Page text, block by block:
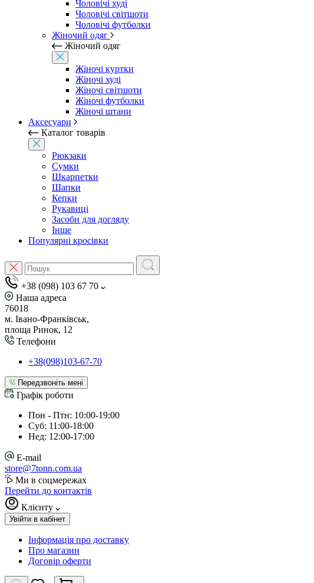
Чоловічі худі
Чоловічі світшоти
Чоловічі футболки
Жіночий одяг
Жіночий одяг
Жіночі куртки
Жіночі худі
Жіночі світшоти
Жіночі футболки
Жіночі штани
Аксесуари
Каталог товарів
Рюкзаки
Сумки
Шкарпетки
Шапки
Кепки
Рукавиці
Засоби для догляду
Інше
Популярні кросівки
+38 (098) 103 67 70
Наша адреса
76018
м. Івано-Франківськ,
площа Ринок, 12
Телефони
+38(098)103-67-70
Передзвоніть мені
Графік роботи
Пон - Птн: 10:00-19:00
Суб: 11:00-18:00
Нед: 12:00-17:00
E-mail
store@7tonn.com.ua
Ми в соцмережах
Перейти до контактів
Клієнту
Увійти в кабінет
Інформація про доставку
Про магазин
Договір оферти